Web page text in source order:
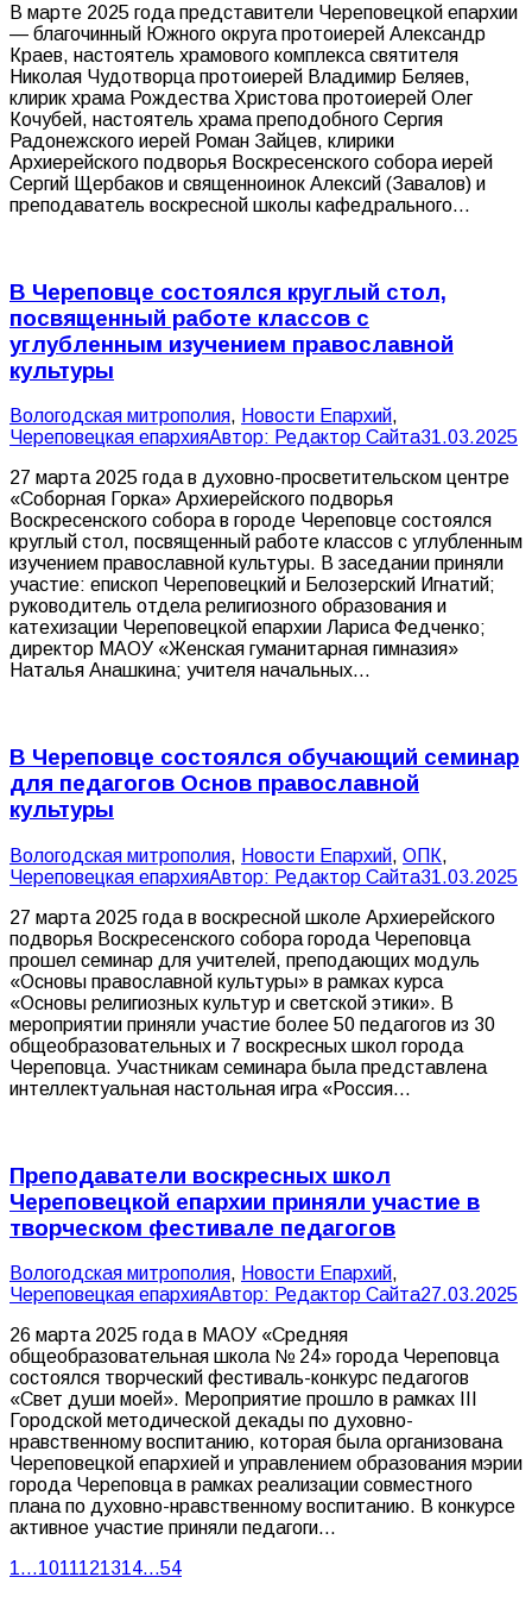
В марте 2025 года представители Череповецкой епархии
— благочинный Южного округа протоиерей Александр
Краев, настоятель храмового комплекса святителя
Николая Чудотворца протоиерей Владимир Беляев,
клирик храма Рождества Христова протоиерей Олег
Кочубей, настоятель храма преподобного Сергия
Радонежского иерей Роман Зайцев, клирики
Архиерейского подворья Воскресенского собора иерей
Сергий Щербаков и священноинок Алексий (Завалов) и
преподаватель воскресной школы кафедрального…
В Череповце состоялся круглый стол,
посвященный работе классов с
углубленным изучением православной
культуры
Вологодская митрополия, Новости Епархий,
Череповецкая епархияАвтор: Редактор Сайта31.03.2025
27 марта 2025 года в духовно-просветительском центре
«Соборная Горка» Архиерейского подворья
Воскресенского собора в городе Череповце состоялся
круглый стол, посвященный работе классов с углубленным
изучением православной культуры. В заседании приняли
участие: епископ Череповецкий и Белозерский Игнатий;
руководитель отдела религиозного образования и
катехизации Череповецкой епархии Лариса Федченко;
директор МАОУ «Женская гуманитарная гимназия»
Наталья Анашкина; учителя начальных…
В Череповце состоялся обучающий семинар
для педагогов Основ православной
культуры
Вологодская митрополия, Новости Епархий, ОПК,
Череповецкая епархияАвтор: Редактор Сайта31.03.2025
27 марта 2025 года в воскресной школе Архиерейского
подворья Воскресенского собора города Череповца
прошел семинар для учителей, преподающих модуль
«Основы православной культуры» в рамках курса
«Основы религиозных культур и светской этики». В
мероприятии приняли участие более 50 педагогов из 30
общеобразовательных и 7 воскресных школ города
Череповца. Участникам семинара была представлена
интеллектуальная настольная игра «Россия…
Преподаватели воскресных школ
Череповецкой епархии приняли участие в
творческом фестивале педагогов
Вологодская митрополия, Новости Епархий,
Череповецкая епархияАвтор: Редактор Сайта27.03.2025
26 марта 2025 года в МАОУ «Средняя
общеобразовательная школа № 24» города Череповца
состоялся творческий фестиваль-конкурс педагогов
«Свет души моей». Мероприятие прошло в рамках III
Городской методической декады по духовно-
нравственному воспитанию, которая была организована
Череповецкой епархией и управлением образования мэрии
города Череповца в рамках реализации совместного
плана по духовно-нравственному воспитанию. В конкурсе
активное участие приняли педагоги…
1…1011121314…54